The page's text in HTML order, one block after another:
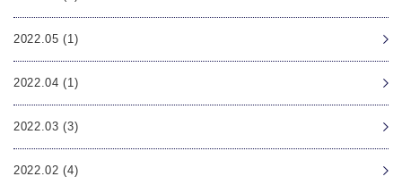
2022.05 (1)
2022.04 (1)
2022.03 (3)
2022.02 (4)